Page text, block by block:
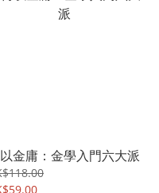
金庸：金學入門六大派